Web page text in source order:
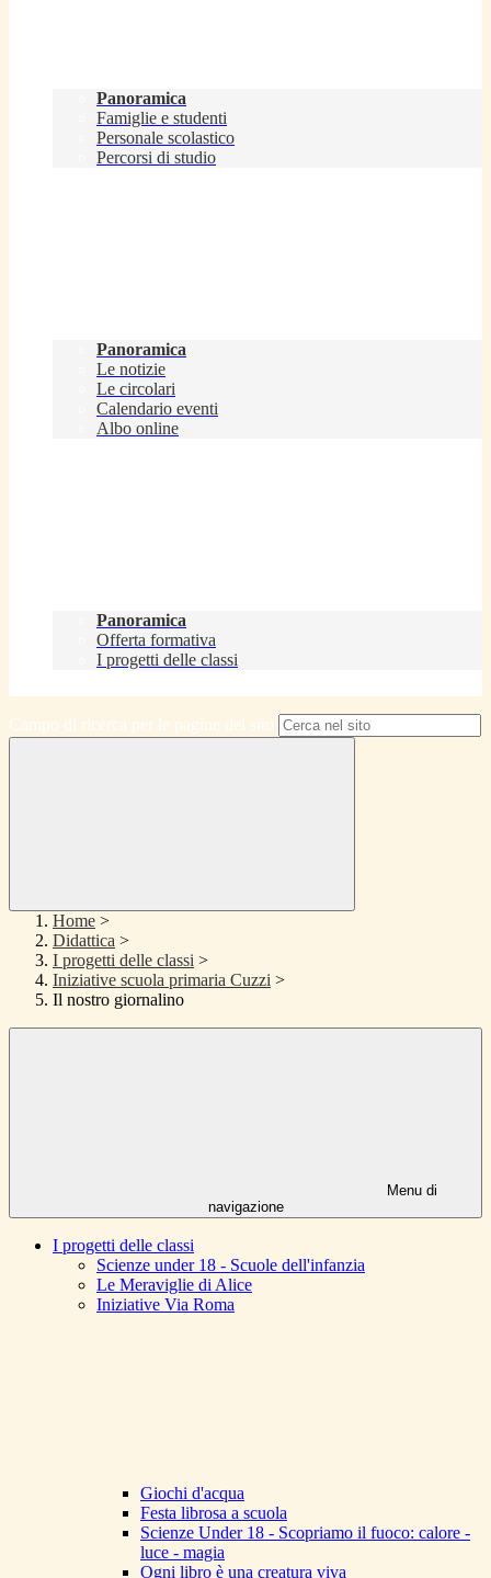
Panoramica
Famiglie e studenti
Personale scolastico
Percorsi di studio
Panoramica
Le notizie
Le circolari
Calendario eventi
Albo online
Panoramica
Offerta formativa
I progetti delle classi
Campo di ricerca per le pagine del sito
Home >
Didattica >
I progetti delle classi >
Iniziative scuola primaria Cuzzi >
Il nostro giornalino
Menu di
navigazione
I progetti delle classi
Scienze under 18 - Scuole dell'infanzia
Le Meraviglie di Alice
Iniziative Via Roma
Giochi d'acqua
Festa librosa a scuola
Scienze Under 18 - Scopriamo il fuoco: calore -
luce - magia
Ogni libro è una creatura viva